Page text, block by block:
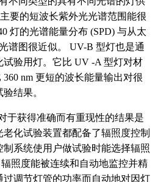
要的短波长紫外光光谱范围能很
灯的光谱能量分布 (SPD) 与从太
谱图很近似。 UV-B 型灯也是通
验用灯。它比 UV -A 型灯对材
nm 更短的波长能量输出对很
结果。
获得准确而有重现性的结果是
化试验装置都配备了辐照度控制
系统使用户做试验时能选择辐照
照度能被连续和自动地监控并精
调节灯管的功率而自动地对因灯